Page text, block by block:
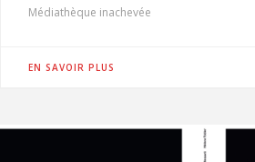
Médiathèque inachevée
EN SAVOIR PLUS